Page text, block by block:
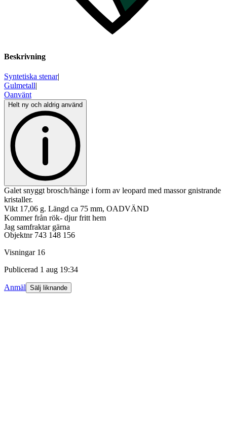
Beskrivning
Syntetiska stenar|
Gulmetall|
Oanvänt
Helt ny och aldrig använd
Galet snyggt brosch/hänge i form av leopard med massor gnistrande
kristaller.
Vikt 17,06 g. Längd ca 75 mm, OADVÄND
Kommer från rök- djur fritt hem
Jag samfraktar gärna
Objektnr 743 148 156
Visningar 16
Publicerad 1 aug 19:34
Anmäl Sälj liknande